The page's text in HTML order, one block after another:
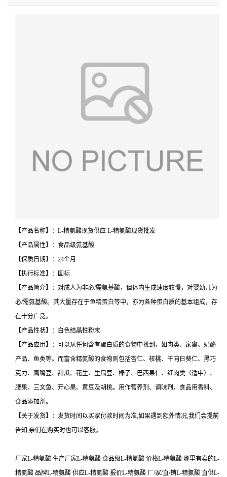
【产品名称】：L-精氨酸现货供应 L-精氨酸现货批发
【产品属性】：食品级氨基酸
【保质日期】：24个月
【执行标准】：国标
【产品简介】：对成人为非必/需氨基酸，但体内生成速度较慢，对婴幼儿为
必/需氨基酸。其大量存在于鱼精蛋白等中，亦为各种蛋白质的基本组成，存
在十分广泛。
【产品性状】：白色结晶性粉末
【产品应用】：可以从任何含有蛋白质的食物中找到，如肉类、家禽、奶酪
产品、鱼类等。而富含精氨酸的食物则包括杏仁、核桃、干向日葵仁、黑巧
克力、鹰嘴豆、甜瓜、花生、生扁豆、榛子、巴西果仁、红肉类（适中）、
腰果、三文鱼、开心果、黄豆及胡桃。用作营养剂、调味剂，食品用香料、
食品添加剂。
【关于发货】：发货时间以买家付款时间为准,如果遇到额外情况,我们会提前
告知,亲们在购买时也可以客服。
厂家L-精氨酸 生产厂家L-精氨酸 食品级L-精氨酸 价格L-精氨酸 哪里有卖的L-
精氨酸 品牌L-精氨酸 供应L-精氨酸 报价L-精氨酸 厂/家/直/销L-精氨酸 直供L-